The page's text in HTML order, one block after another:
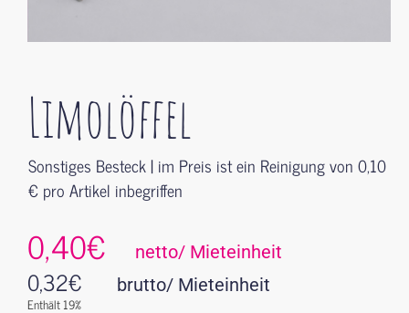
Limolöffel
Sonstiges Besteck | im Preis ist ein Reinigung von 0,10
€ pro Artikel inbegriffen
0,40€ netto/ Mieteinheit
0,32€
Enthält 19%
brutto/ Mieteinheit